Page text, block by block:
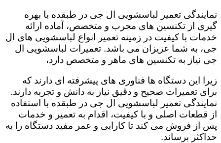
نمایندگی تعمیر لباسشویی ال جی در طبقده با بهره
گیری از تکنسین های مجرب و متخصص، آماده ارائه
خدمات با کیفیت در زمینه تعمیر انواع لباسشویی های ال
جی، به شما عزیزان می باشد. تعمیرات لباسشویی ال
جی نیاز به تکنسین های ماهر و متخصص دارد،
زیرا این دستگاه ها فناوری های پیشرفته ای دارند که
برای تعمیرات صحیح و دقیق نیاز به دانش و تجربه دارند.
نمایندگی تعمیر لباسشویی ال جی در طبقده با استفاده
از قطعات اصلی و با کیفیت، اقدام به تعمیر و خدمات
پس از فروش می کند تا کارایی و عمر مفید دستگاه را به
حداکثر برساند.